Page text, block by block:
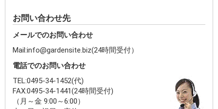
お問い合わせ先
メールでのお問い合わせ
Mail:info@gardensite.biz(24時間受付）
電話でのお問い合わせ
TEL:0495-34-1452(代)
FAX:0495-34-1441(24時間受付)
（月～金 9:00～6:00）